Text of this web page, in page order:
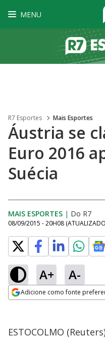
MENU
R7 Esportes Mais Esportes
Áustria se
Euro 2016
Suécia
MAIS ESPORTES | Do R7
08/09/2015 - 20H08
A+ A-
Adicione como fonte
ESTOCOLMO